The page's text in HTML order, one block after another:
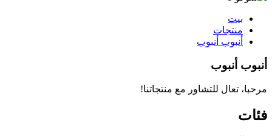
بيت
منتجات
أنبوب أنبوب
أنبوب أنبوب
مرحبا، تعال للتشاور مع منتجاتنا!
فئات